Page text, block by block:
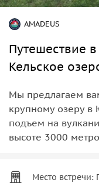
AMADEUS
Путешествие
Кельское
Мы предлагаем
крупному озеру
подъем на
высоте 3000
Место встречи: